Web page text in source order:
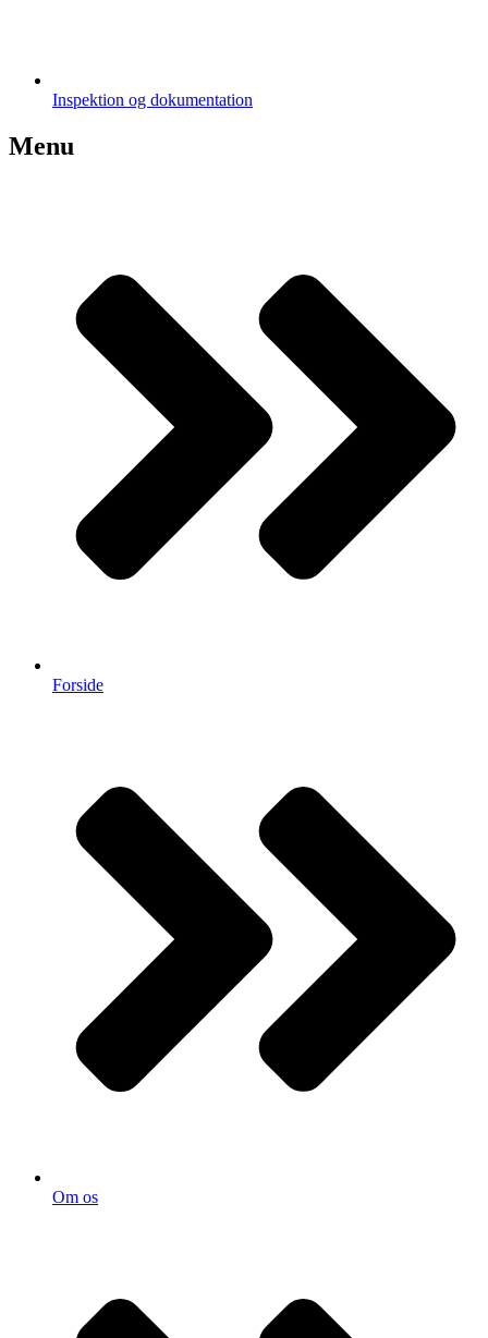
Inspektion og dokumentation
Menu
Forside
Om os